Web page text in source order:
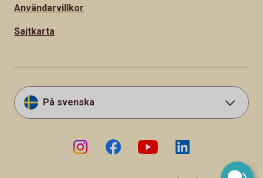
Användarvillkor
Sajtkarta
På svenska